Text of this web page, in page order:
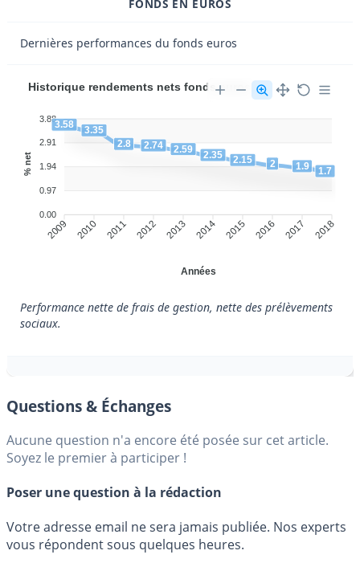
FONDS EN EUROS
Dernières performances du fonds euros
Historique rendements nets fonds euros
3.88
2.91
1.94
0.97
0.00
% net
3.58
3.35
2.8
2.74 2.59
2.35 2.15 2 1.9 1.7
2009 2010 2011 2012 2013 2014 2015 2016 2017 2018
Années
Performance nette de frais de gestion, nette des prélèvements
sociaux.
Questions & Échanges
Aucune question n'a encore été posée sur cet article.
Soyez le premier à participer !
Poser une question à la rédaction
Votre adresse email ne sera jamais publiée. Nos experts
vous répondent sous quelques heures.